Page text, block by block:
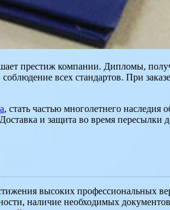
престиж компании. Дипломы,
всех стандартов. При
, стать частью многолетнего наследия
и защита во время пересылки
высоких профессиональных
наличие необходимых